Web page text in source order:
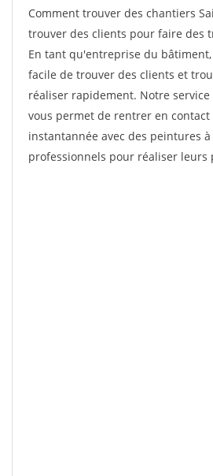
Comment trouver des chantiers
trouver des clients pour faire des
En tant qu'entreprise du
facile de trouver des clients et
réaliser rapidement. Notre
vous permet de rentrer en contact
instantannée avec des peintures
professionnels pour réaliser leurs